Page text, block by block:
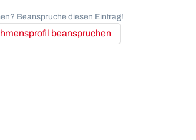
Beanspruche diesen Eintrag!
beanspruchen